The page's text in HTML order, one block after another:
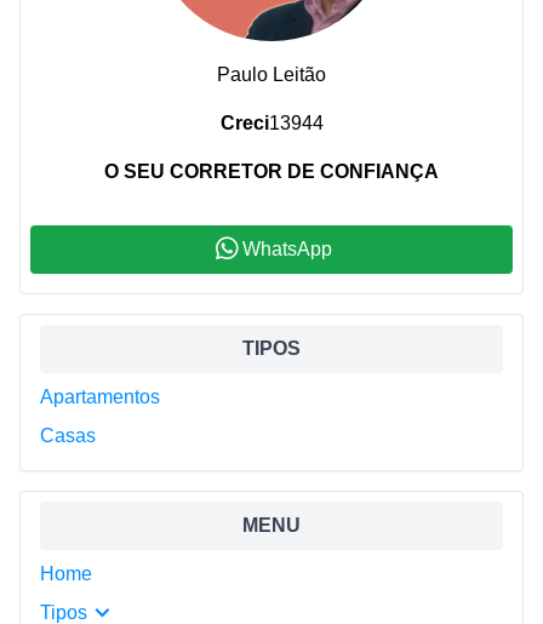
Paulo Leitão
Creci13944
O SEU CORRETOR DE CONFIANÇA
WhatsApp
TIPOS
Apartamentos
Casas
MENU
Home
Tipos